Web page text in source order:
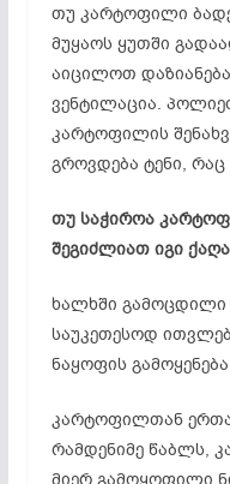
თუ კარტოფილი
მუყაოს ყუთში
აიცილოთ
ვენტილაცია.
კარტოფილის
გროვდება ტენი,
თუ საჭიროა
შეგიძლიათ იგი
ხალხში
საუკეთესოდ
ნაყოფის
კარტოფილთან
რამდენიმე წაბლს,